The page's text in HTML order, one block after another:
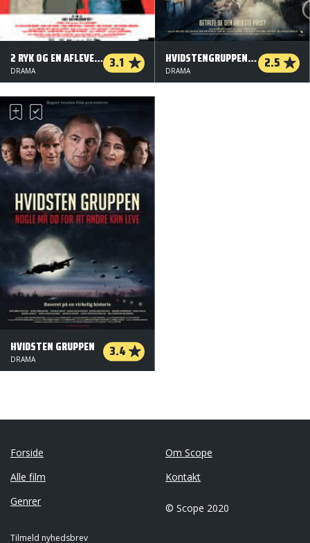
2 RYK OG EN AFLEVERING 3.1
DRAMA
HVIDSTENGRUPPEN II - DE EFTERLADTE 2.5
DRAMA
HVIDSTEN GRUPPEN 3.4
DRAMA
Forside
Alle film
Genrer
Om Scope
Kontakt
© Scope 2020
Tilmeld nyhedsbrev